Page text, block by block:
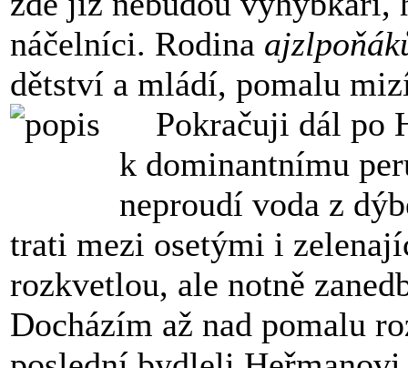
náčelníci. Rodina
dětství a mládí, pomalu
Pokračuji dál po
k dominantnímu
neproudí voda z
trati mezi osetými i
rozkvetlou, ale notně
Docházím až nad pomalu